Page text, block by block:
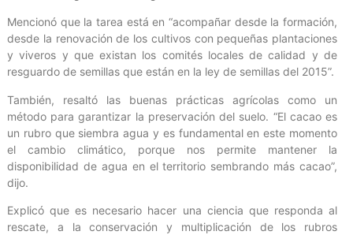
Mencionó que la tarea está en “acompañar desde la formación,
desde la renovación de los cultivos con pequeñas plantaciones
y viveros y que existan los comités locales de calidad y de
resguardo de semillas que están en la ley de semillas del 2015”.
También, resaltó las buenas prácticas agrícolas como un
método para garantizar la preservación del suelo. “El cacao es
un rubro que siembra agua y es fundamental en este momento
el cambio climático, porque nos permite mantener la
disponibilidad de agua en el territorio sembrando más cacao”,
dijo.
Explicó que es necesario hacer una ciencia que responda al
rescate, a la conservación y multiplicación de los rubros